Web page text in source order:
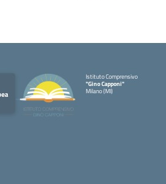
Istituto Comprensivo
"Gino Capponi"
Milano (MI)